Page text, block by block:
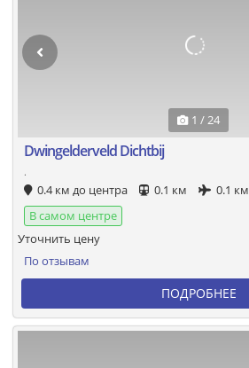
1 / 24
Dwingelderveld Dichtbij
.
0.4 км до центра 0.1 км
0.1 км
В самом центре
По отзывам
Уточнить цену
ПОДРОБНЕЕ